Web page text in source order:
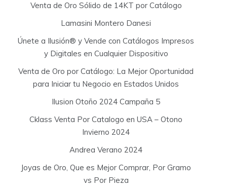
Venta de Oro Sólido de 14KT por Catálogo
Lamasini Montero Danesi
Únete a Ilusión® y Vende con Catálogos Impresos
y Digitales en Cualquier Dispositivo
Venta de Oro por Catálogo: La Mejor Oportunidad
para Iniciar tu Negocio en Estados Unidos
Ilusion Otoño 2024 Campaña 5
Cklass Venta Por Catalogo en USA – Otono
Invierno 2024
Andrea Verano 2024
Joyas de Oro, Que es Mejor Comprar, Por Gramo
vs Por Pieza